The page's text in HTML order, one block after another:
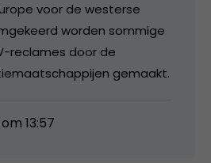
voor de westerse
worden sommige
reclames door de
gemaakt.
13:57